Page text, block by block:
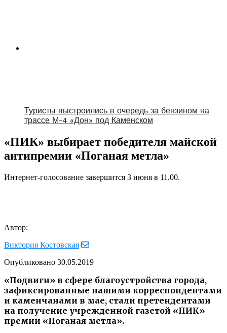
Туристы выстроились в очередь за бензином на
трассе М-4 «Дон» под Каменском
«ПИК» выбирает победителя майской
антипремии «Поганая метла»
Интернет-голосование завершится 3 июня в 11.00.
Автор:
Виктория Костовская
Опубликовано 30.05.2019
«Подвиги» в сфере благоустройства города,
зафиксированные нашими корреспондентами
и каменчанами в мае, стали претендентами
на получение учрежденной газетой «ПИК»
премии «Поганая метла».